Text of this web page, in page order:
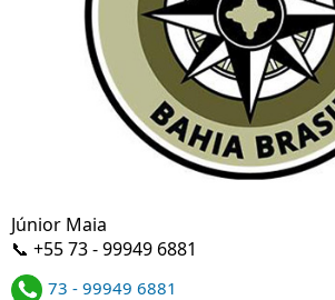
Júnior Maia
📞 +55 73 - 99949 6881
73 - 99949 6881